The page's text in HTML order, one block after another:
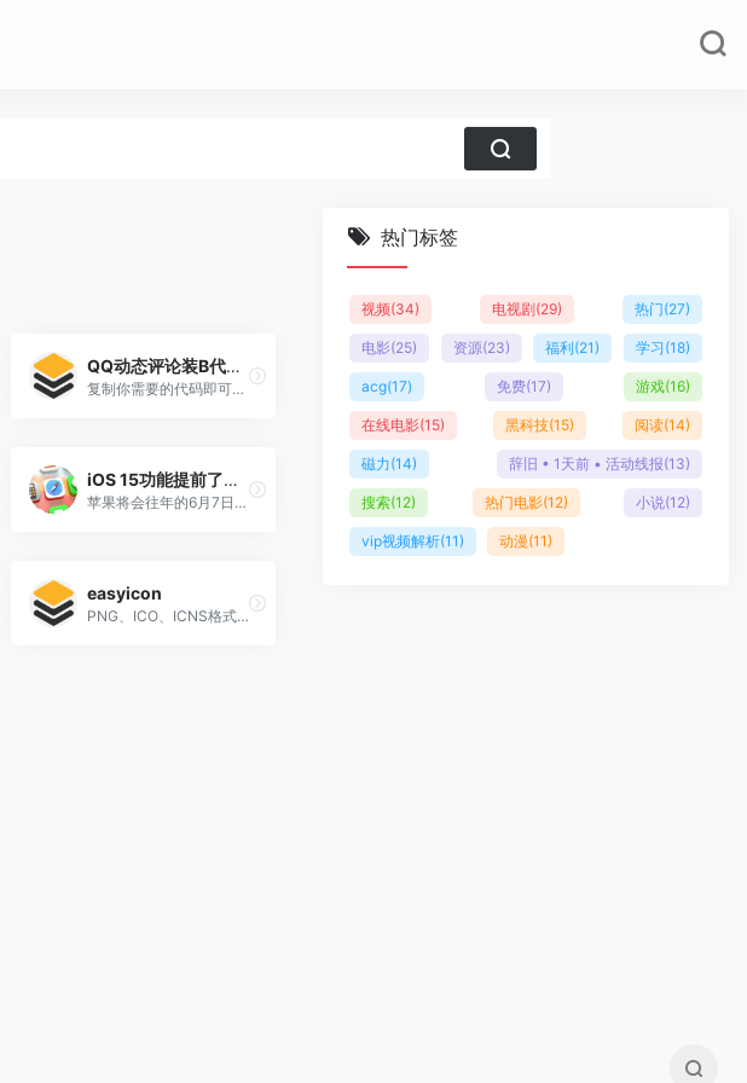
QQ动态评论装B代码合集
复制你需要的代码即可，下面是部分代码。锁：[em]e10001[/em]竖屏手机：[em]e1[…]
iOS 15功能提前了解，拟物化回归，vivo竟然成了行业风向标
苹果将会往年的6月7日至11日，举行全球开发者大会，相比于其他的硬件产品发布会，WWDC每年的惊喜则是来自于软[…]
easyicon
PNG、ICO、ICNS格式图标搜索、图标下载服务
热门标签
视频(34) 电视剧(29) 热门(27)
电影(25) 资源(23) 福利(21) 学习(18)
acg(17) 免费(17) 游戏(16)
在线电影(15) 黑科技(15) 阅读(14)
磁力(14) 辞旧 • 1天前 • 活动线报(13)
搜索(12) 热门电影(12) 小说(12)
vip视频解析(11) 动漫(11)